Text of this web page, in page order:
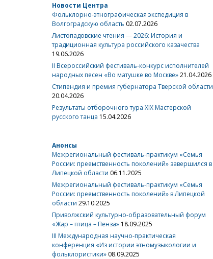
Новости Центра
Фольклорно-этнографическая экспедиция в
Волгоградскую область 02.07.2026
Листопадовские чтения — 2026: История и
традиционная культура российского казачества
19.06.2026
II Всероссийский фестиваль-конкурс исполнителей
народных песен «Во матушке во Москве»21.04.2026
Стипендия и премия губернатора Тверской области
20.04.2026
Результаты отборочного тура XIX Мастерской
русского танца 15.04.2026
Анонсы
Межрегиональный фестиваль-практикум «Семья
России: преемственность поколений» завершился в
Липецкой области 06.11.2025
Межрегиональный фестиваль-практикум «Семья
России: преемственность поколений» в Липецкой
области 29.10.2025
Приволжский культурно-образовательный форум
«Жар – птица – Пенза» 18.09.2025
III Международная научно-практическая
конференция «Из истории этномузыкологии и
фольклористики» 08.09.2025